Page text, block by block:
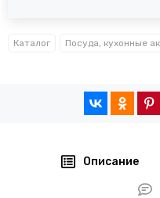
Каталог
Описание